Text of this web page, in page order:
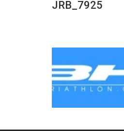
JRB_7925